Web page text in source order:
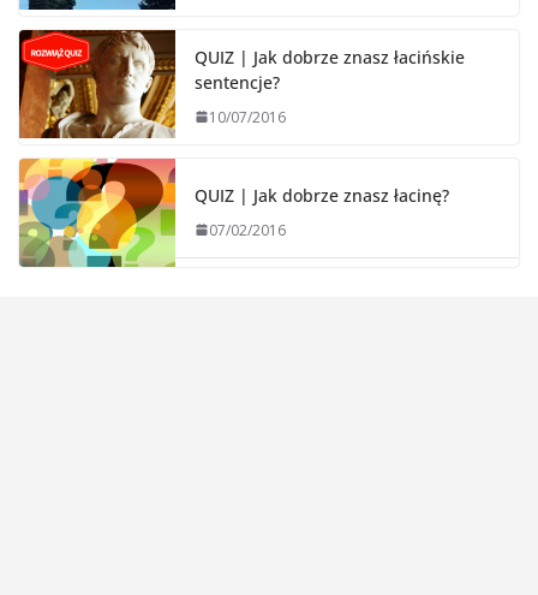
QUIZ | Jak dobrze znasz łacińskie
sentencje?
10/07/2016
QUIZ | Jak dobrze znasz łacinę?
07/02/2016